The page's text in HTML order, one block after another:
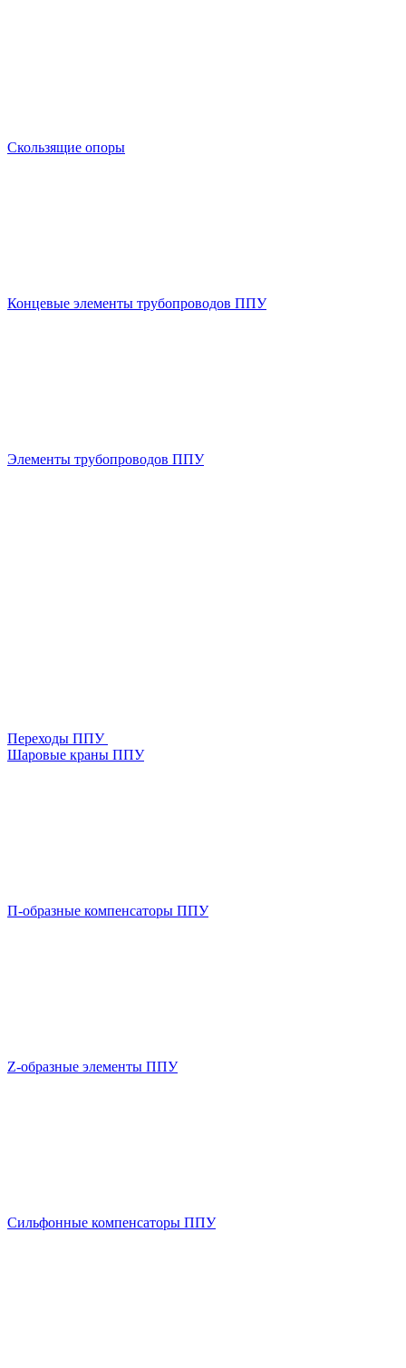
Скользящие опоры
Концевые элементы трубопроводов ППУ
Элементы трубопроводов ППУ
Переходы ППУ
Шаровые краны ППУ
П-образные компенсаторы ППУ
Z-образные элементы ППУ
Сильфонные компенсаторы ППУ